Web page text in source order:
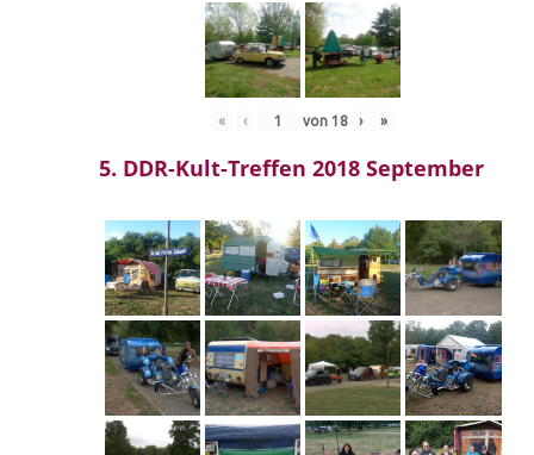
« ‹ von 18 › »
5. DDR-Kult-Treffen 2018 September